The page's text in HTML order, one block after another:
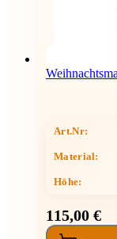
Art.Nr:
Material:
Höhe:
115,00 €